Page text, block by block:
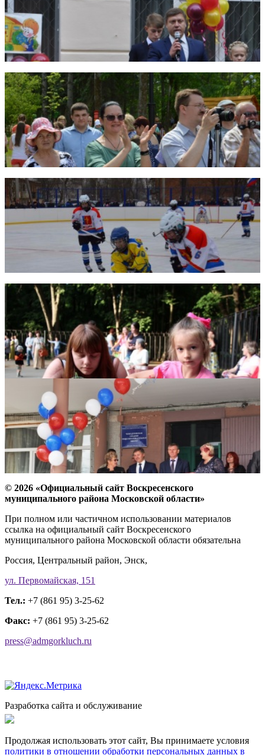
© 2026 «Официальный сайт Воскресенского
муниципального района Московской области»
При полном или частичном использовании материалов
ссылка на официальный сайт Воскресенского
муниципального района Московской области обязательна
Россия, Центральный район, Энск,
ул. Первомайская, 151
Тел.: +7 (861 95) 3-25-62
Факс: +7 (861 95) 3-25-62
press@admgorkluch.ru
Разработка сайта и обслуживание
Продолжая использовать этот сайт, Вы принимаете условия
политики в отношении обработки персональных данных в